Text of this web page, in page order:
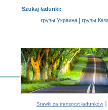
Szukaj ładunki:
грузы Украина| грузы
Stawki za transport ładunków |